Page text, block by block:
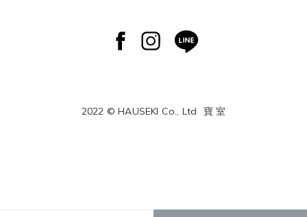
2022 © HAUSEKI Co., Ltd 寶 室